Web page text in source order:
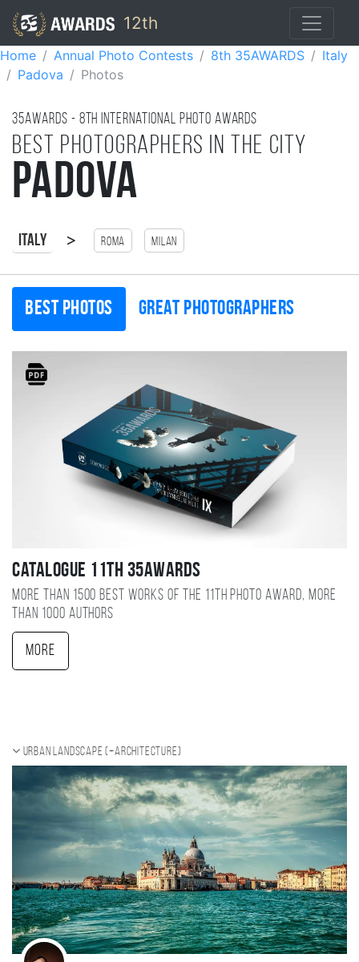
12th
Home Annual Photo Contests 8th 35AWARDS
Italy
Padova
Photos
35AWARDS - 8TH international photo awards
Best photographers in the city
Padova
Italy > Roma Milan
Best photos Great photographers
Catalogue 11TH 35AWARDS
More than 1500 best works of the 11TH photo award, more
than 1000 authors
More
Urban landscape (+Architecture)